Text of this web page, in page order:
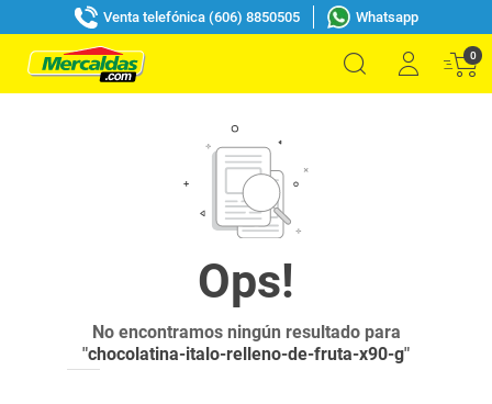
Venta telefónica (606) 8850505 Whatsapp
0
No encontramos ningún resultado para
"chocolatina-italo-relleno-de-fruta-x90-g"